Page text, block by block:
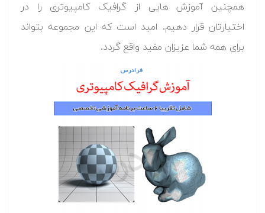
همچنین آموزش هایی از گرافیک کامپیوتری را در
اختیارتان قرار دهیم. امید است که این مجموعه بتواند
برای همه شما عزیزان مفید واقع گردد.